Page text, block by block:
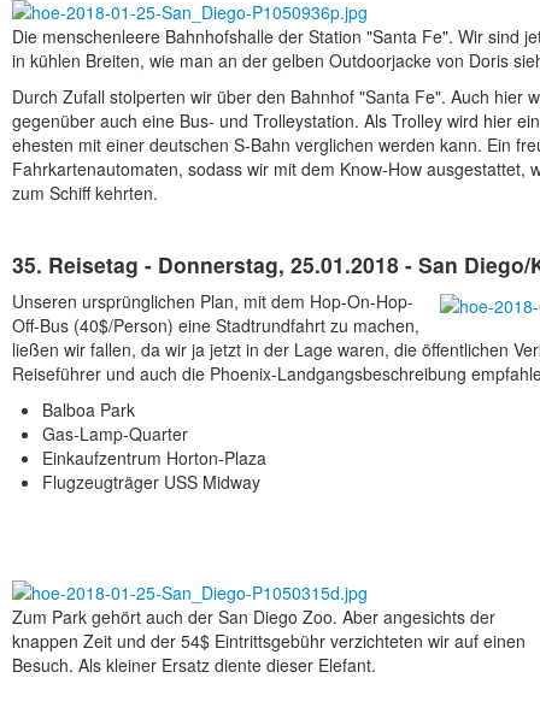
Die menschenleere Bahnhofshalle der Station "Santa Fe". Wir sind
in kühlen Breiten, wie man an der gelben Outdoorjacke von Doris
Durch Zufall stolperten wir über den Bahnhof "Santa Fe". Auch hier
gegenüber auch eine Bus- und Trolleystation. Als Trolley wird hier
ehesten mit einer deutschen S-Bahn verglichen werden kann. Ein
Fahrkartenautomaten, sodass wir mit dem Know-How ausgestattet,
zum Schiff kehrten.
35. Reisetag - Donnerstag, 25.01.2018 - San
Unseren ursprünglichen Plan, mit dem Hop-On-Hop-
Off-Bus (40$/Person) eine Stadtrundfahrt zu machen,
ließen wir fallen, da wir ja jetzt in der Lage waren, die öffentlichen
Reiseführer und auch die Phoenix-Landgangsbeschreibung
Balboa Park
Gas-Lamp-Quarter
Einkaufzentrum Horton-Plaza
Flugzeugträger USS Midway
Zum Park gehört auch der San Diego Zoo. Aber angesichts der
knappen Zeit und der 54$ Eintrittsgebühr verzichteten wir auf einen
Besuch. Als kleiner Ersatz diente dieser Elefant.